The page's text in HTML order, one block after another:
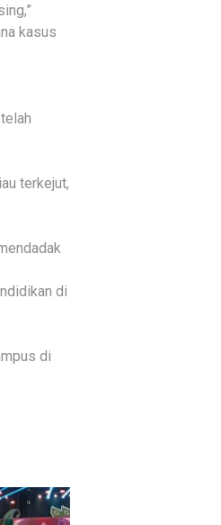
kasus
terkejut,
di
di